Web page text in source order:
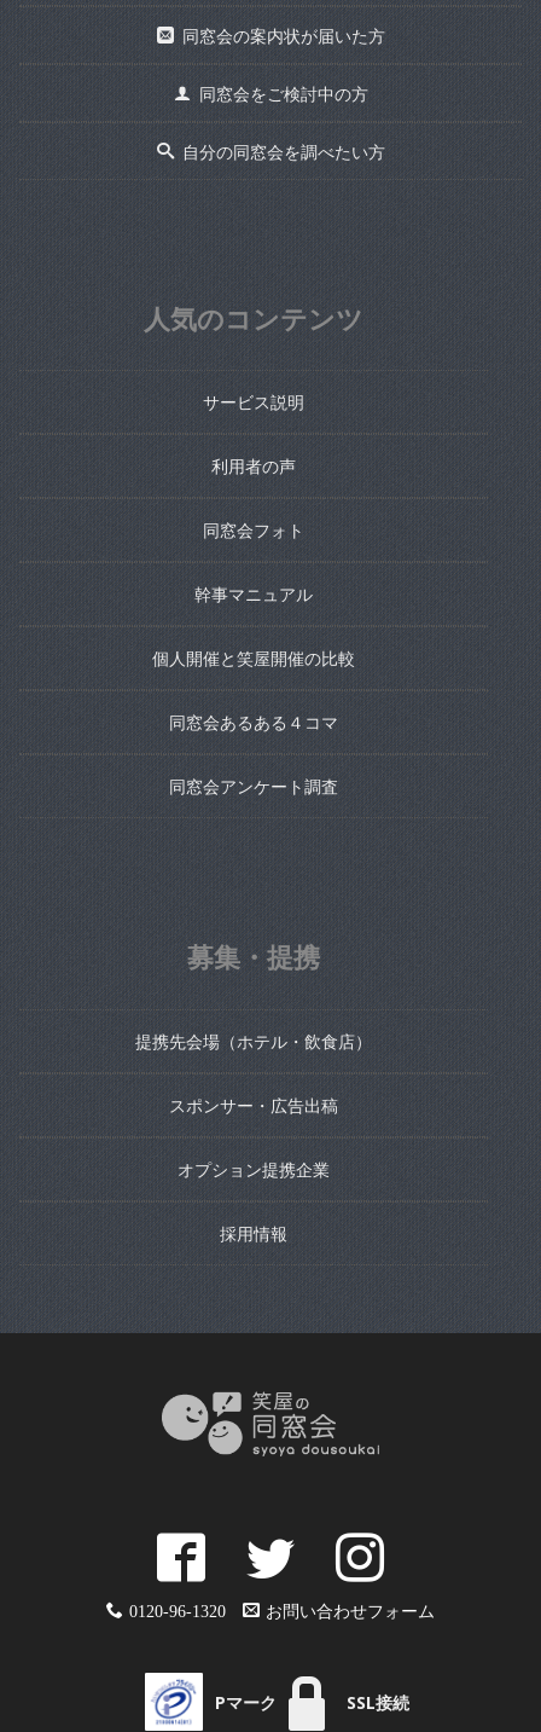
同窓会の案内状が届いた方
同窓会をご検討中の方
自分の同窓会を調べたい方
人気のコンテンツ
サービス説明
利用者の声
同窓会フォト
幹事マニュアル
個人開催と笑屋開催の比較
同窓会あるある４コマ
同窓会アンケート調査
募集・提携
提携先会場（ホテル・飲食店）
スポンサー・広告出稿
オプション提携企業
採用情報
0120-96-1320 お問い合わせフォーム
Pマーク SSL接続